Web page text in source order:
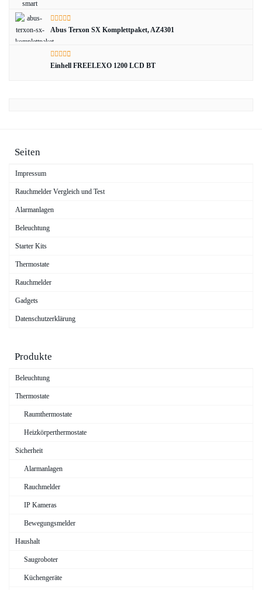
Abus Terxon SX Komplettpaket, AZ4301
Einhell FREELEXO 1200 LCD BT
Seiten
Impressum
Rauchmelder Vergleich und Test
Alarmanlagen
Beleuchtung
Starter Kits
Thermostate
Rauchmelder
Gadgets
Datenschutzerklärung
Produkte
Beleuchtung
Thermostate
Raumthermostate
Heizkörperthermostate
Sicherheit
Alarmanlagen
Rauchmelder
IP Kameras
Bewegungsmelder
Haushalt
Saugroboter
Küchengeräte